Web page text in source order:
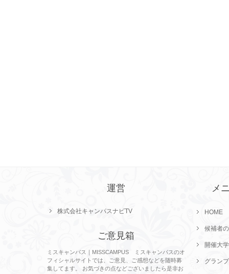
運営
株式会社キャンパスナビTV
ご意見箱
ミスキャンパス｜MISSCAMPUS ミスキャンパスのオ
フィシャルサイトでは、ご意見、ご感想などを随時募
集してます。 お気づきの点などございましたら是非お
メ
HOME
候補者
開催大
グラン